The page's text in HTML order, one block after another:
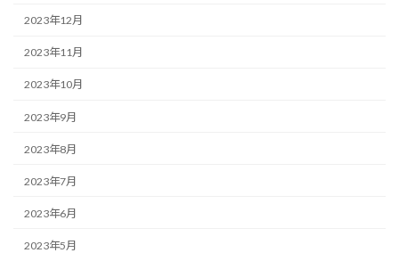
2023年12月
2023年11月
2023年10月
2023年9月
2023年8月
2023年7月
2023年6月
2023年5月